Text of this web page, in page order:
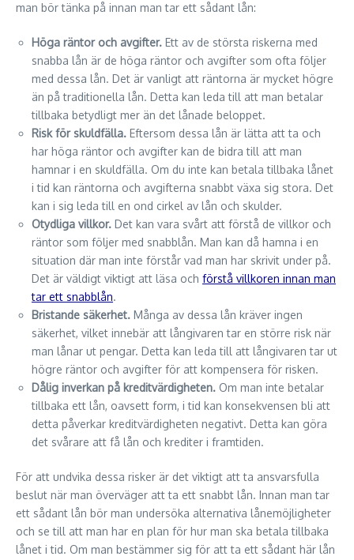
man bör tänka på innan man tar ett sådant lån:
Höga räntor och avgifter. Ett av de största riskerna med
snabba lån är de höga räntor och avgifter som ofta följer
med dessa lån. Det är vanligt att räntorna är mycket högre
än på traditionella lån. Detta kan leda till att man betalar
tillbaka betydligt mer än det lånade beloppet.
Risk för skuldfälla. Eftersom dessa lån är lätta att ta och
har höga räntor och avgifter kan de bidra till att man
hamnar i en skuldfälla. Om du inte kan betala tillbaka lånet
i tid kan räntorna och avgifterna snabbt växa sig stora. Det
kan i sig leda till en ond cirkel av lån och skulder.
Otydliga villkor. Det kan vara svårt att förstå de villkor och
räntor som följer med snabblån. Man kan då hamna i en
situation där man inte förstår vad man har skrivit under på.
Det är väldigt viktigt att läsa och förstå villkoren innan man
tar ett snabblån.
Bristande säkerhet. Många av dessa lån kräver ingen
säkerhet, vilket innebär att långivaren tar en större risk när
man lånar ut pengar. Detta kan leda till att långivaren tar ut
högre räntor och avgifter för att kompensera för risken.
Dålig inverkan på kreditvärdigheten. Om man inte betalar
tillbaka ett lån, oavsett form, i tid kan konsekvensen bli att
detta påverkar kreditvärdigheten negativt. Detta kan göra
det svårare att få lån och krediter i framtiden.
För att undvika dessa risker är det viktigt att ta ansvarsfulla
beslut när man överväger att ta ett snabbt lån. Innan man tar
ett sådant lån bör man undersöka alternativa lånemöjligheter
och se till att man har en plan för hur man ska betala tillbaka
lånet i tid. Om man bestämmer sig för att ta ett sådant här lån